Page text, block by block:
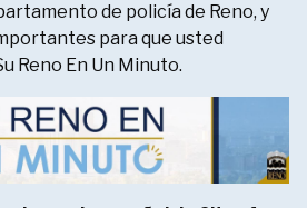
de policía de Reno, y
para que usted
Reno En Un Minuto.